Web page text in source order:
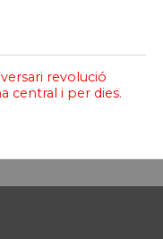
revolució
central i per dies.